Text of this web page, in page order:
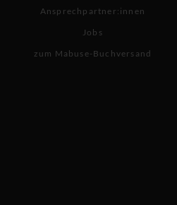
Ansprechpartner:innen
Jobs
zum Mabuse-Buchversand